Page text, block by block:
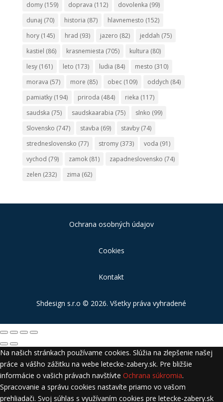
domy(159) doprava (112) dovolenka (99)
dunaj (70) historia (87) hlavnemesto (152)
hory(145) hrad (93) jazero (82) jeddah (75)
kastiel (86) krasnemiesta (705) kultura (80)
lesy(161) leto (173) ludia (84) mesto (310)
morava (57) more (85) obec(109) oddych (84)
pamiatky(194) priroda (484) rieka (117)
saudska (75) saudskaarabia (75) slnko (99)
Slovensko (747) stavba (69) stavby(74)
stredneslovensko (77) stromy(373) voda (91)
vychod (79) zamok(81) zapadneslovensko (74)
zelen (232) zima (62)
Ochrana osobných údajov
Cookies
Kontakt
Shdesign s.r.o © 2026. Všetky práva vyhradené
Na našich stránkach používame cookies. Slúžia na zlepšenie našej
práce a vášho zážitku na webe letecke-zabery.sk. Pre bližšie
informácie o vašich právach navštívte Ochrana súkromia.
Spracovanie a správu cookies nastavíte priamo vo vašom
prehliadači. Svoj súhlas s využívaním cookies pre letecke-zabery.sk